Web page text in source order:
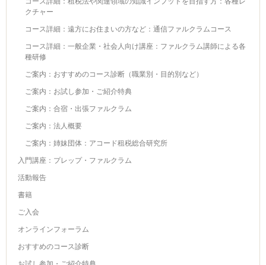
クチャー
コース詳細：遠方にお住まいの方など：通信ファルクラムコース
コース詳細：一般企業・社会人向け講座：ファルクラム講師による各
種研修
ご案内：おすすめのコース診断（職業別・目的別など）
ご案内：お試し参加・ご紹介特典
ご案内：合宿・出張ファルクラム
ご案内：法人概要
ご案内：姉妹団体：アコード租税総合研究所
入門講座：プレップ・ファルクラム
活動報告
書籍
ご入会
オンラインフォーラム
おすすめのコース診断